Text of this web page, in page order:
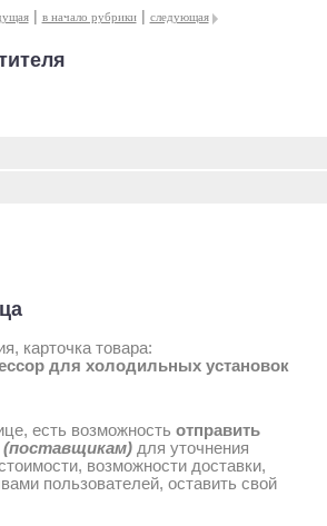
| в начало рубрики | следующая
карточка товара:
для холодильных установок
есть возможность отправить
(поставщикам) для уточнения
возможности доставки,
пользователей, оставить свой